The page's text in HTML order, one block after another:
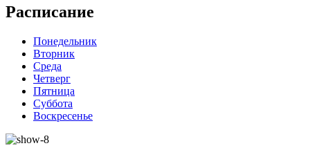
Расписание
Понедельник
Вторник
Среда
Четверг
Пятница
Суббота
Воскресенье